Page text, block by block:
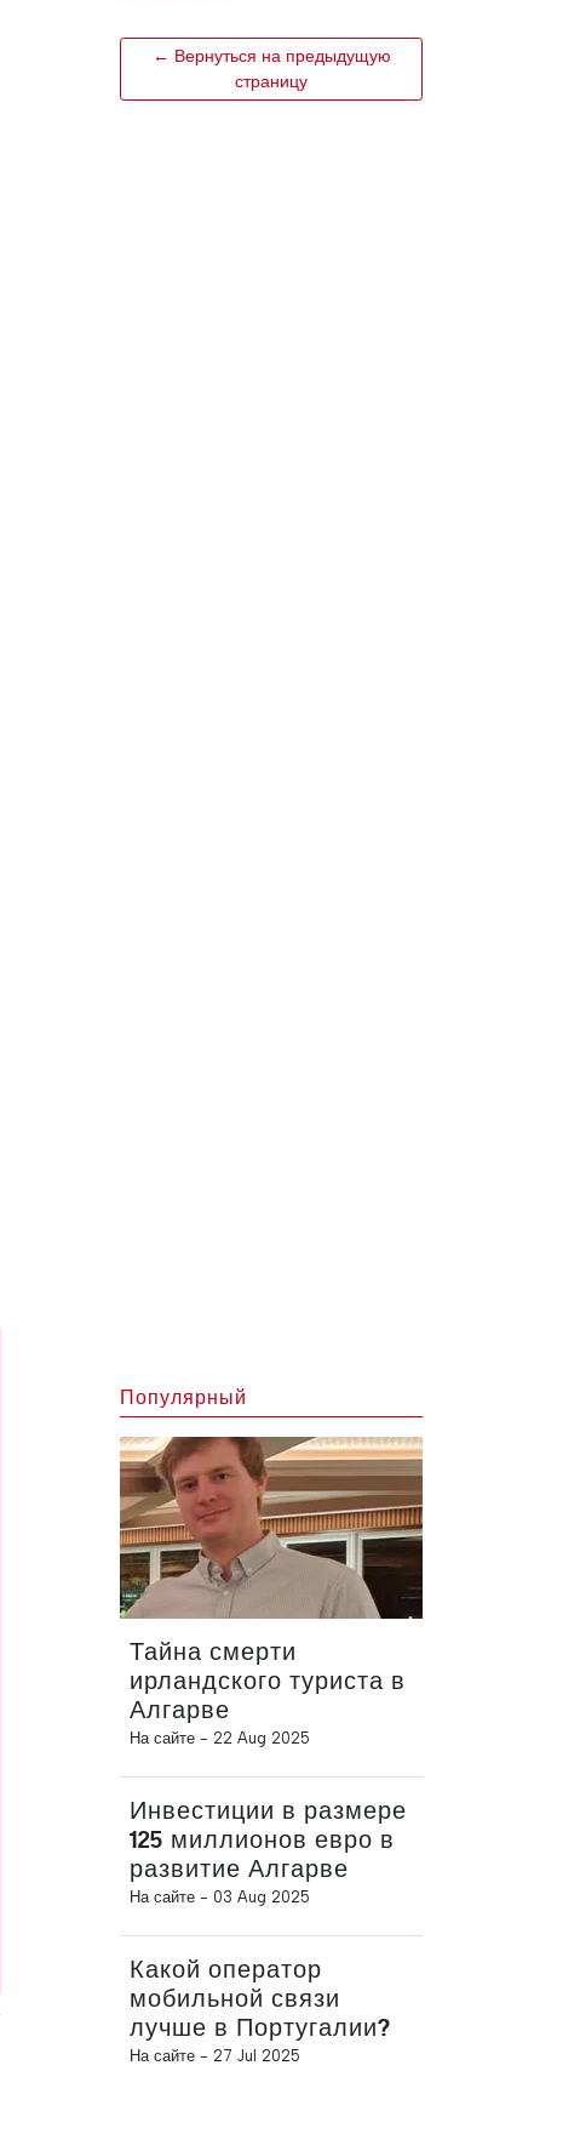
← Вернуться на предыдущую
страницу
Популярный
Тайна смерти
ирландского туриста в
Алгарве
На сайте - 22 Aug 2025
Инвестиции в размере
125 миллионов евро в
развитие Алгарве
На сайте - 03 Aug 2025
Какой оператор
мобильной связи
лучше в Португалии?
На сайте - 27 Jul 2025